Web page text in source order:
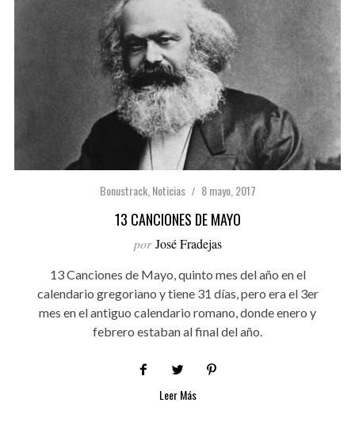
Bonustrack,Noticias 8 mayo, 2017
13 CANCIONES DE MAYO
por José Fradejas
13 Canciones de Mayo, quinto mes del año en el
calendario gregoriano y tiene 31 días, pero era el 3er
mes en el antiguo calendario romano, donde enero y
febrero estaban al final del año.
Leer Más